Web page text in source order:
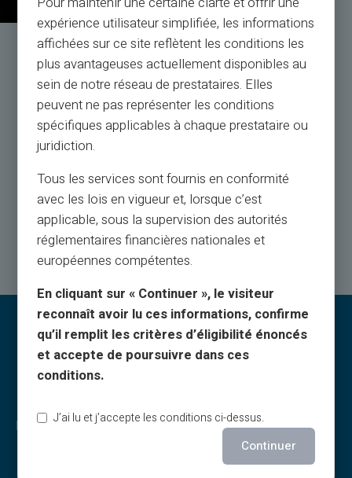
Обслуговування та підтримка
реальними людьми, а не ботами
Обслуговування клієнтів англійською мовою до
ваших послуг за квитком 24/24, по
Зв'яжіться з нами
Право та умови Переваги Veritas
expérience utilisateur simplifiée, les informations
affichées sur ce site reflètent les conditions les
plus avantageuses actuellement disponibles au
sein de notre réseau de prestataires. Elles
peuvent ne pas représenter les conditions
spécifiques applicables à chaque prestataire ou
juridiction.
Tous les services sont fournis en conformité
avec les lois en vigueur et, lorsque c’est
applicable, sous la supervision des autorités
réglementaires financières nationales et
européennes compétentes.
En cliquant sur « Continuer », le visiteur
reconnaît avoir lu ces informations, confirme
qu’il remplit les critères d’éligibilité énoncés
et accepte de poursuivre dans ces
conditions.
J’ai lu et j’accepte les conditions ci-dessus.
Continuer